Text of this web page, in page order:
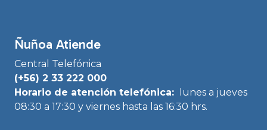
Ñuñoa Atiende
Central Telefónica
(+56) 2 33 222 000
Horario de atención telefónica:
lunes a jueves
08:30 a 17:30 y viernes hasta las 16:30 hrs.